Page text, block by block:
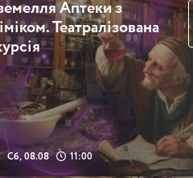
Аптеки з
Театралізована
Сб, 08.08 11:00